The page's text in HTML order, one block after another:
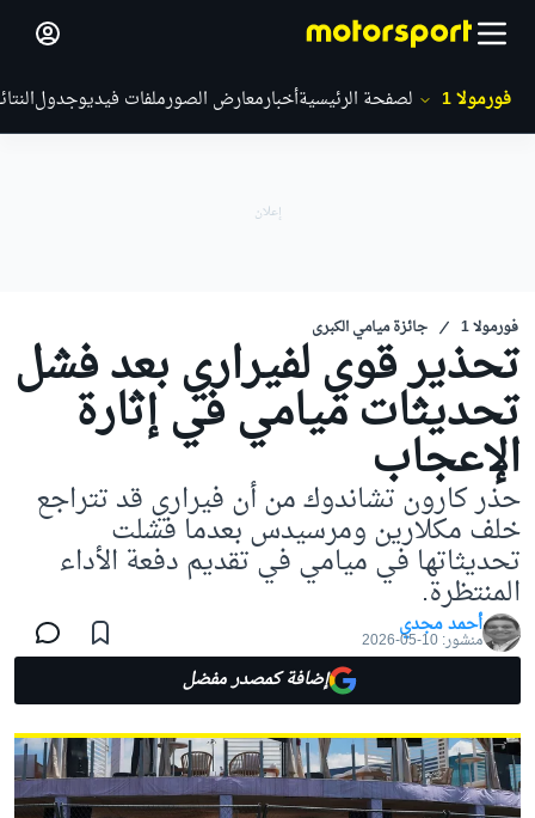
فورمولا 1 الصفحة الرئيسيةأخبارمعارض الصورملفات فيديوجدول
فورمولا 1 جائزة ميامي الكبرى
تحذير قوي لفيراري بعد فشل
تحديثات ميامي في إثارة
الإعجاب
حذر كارون تشاندوك من أن فيراري قد تتراجع
خلف مكلارين ومرسيدس بعدما فشلت
تحديثاتها في ميامي في تقديم دفعة الأداء
المنتظرة.
أحمد مجدي
منشور:10-05-2026
إضافة كمصدر مفضل